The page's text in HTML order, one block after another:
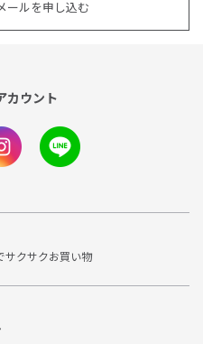
ールを申し込む
カウント
サクサクお買い物